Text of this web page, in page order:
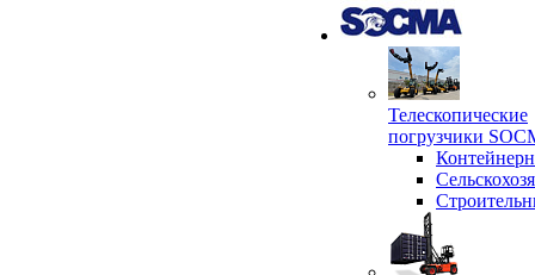
Телескопические
погрузчики